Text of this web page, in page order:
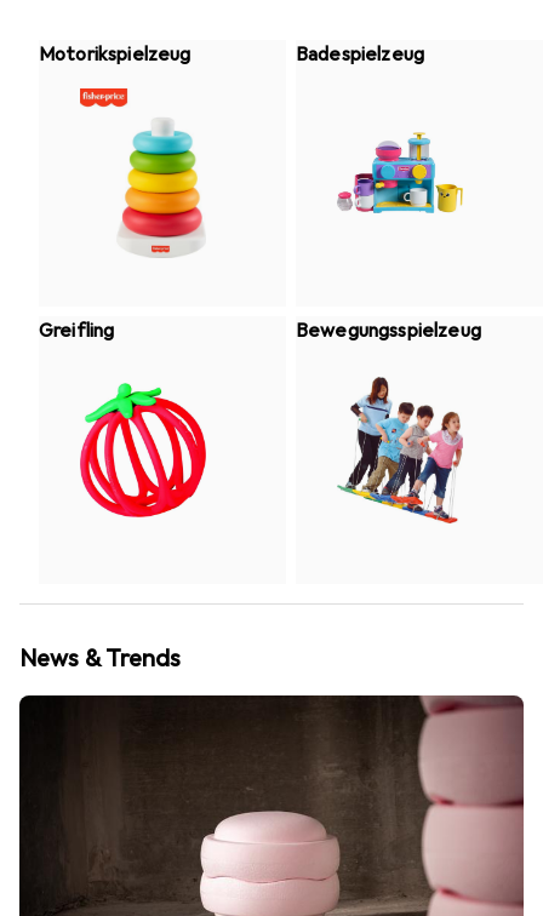
Motorikspielzeug Badespielzeug
Greifling Bewegungsspielzeug
News & Trends